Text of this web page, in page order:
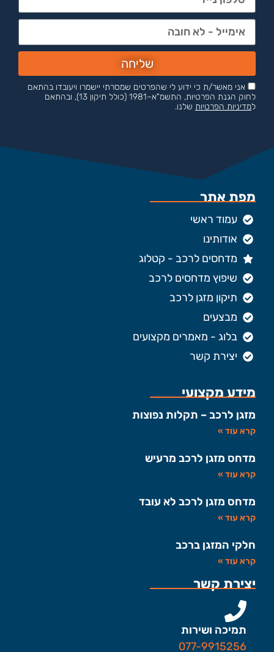
אני מאשר/ת כי ידוע לי שהפרטים שמסרתי יישמרו ויעובדו בהתאם
לחוק הגנת הפרטיות, התשמ"א–1981 (כולל תיקון 13), ובהתאם
למדיניות הפרטיות שלנו.
שליחה
מפת אתר
עמוד ראשי
אודותינו
מדחסים לרכב - קטלוג
שיפוץ מדחסים לרכב
תיקון מזגן לרכב
מבצעים
בלוג - מאמרים מקצועים
יצירת קשר
מידע מקצועי
מזגן לרכב – תקלות נפוצות
קרא עוד »
מדחס מזגן לרכב מרעיש
קרא עוד »
מדחס מזגן לרכב לא עובד
קרא עוד »
חלקי המזגן ברכב
קרא עוד »
יצירת קשר
תמיכה ושירות
077-9915256